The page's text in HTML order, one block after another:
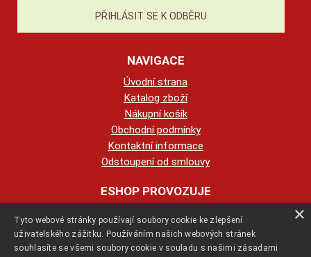
NAVIGACE
Úvodní strana
Katalog zboží
Nákupní košík
Obchodní podmínky
Kontaktní informace
Odstoupení od smlouvy
ESHOP PROVOZUJE
123KRBY s.r.o.
×
Tyto webové stránky používají soubory cookie ke zlepšení
uživatelského zážitku. Používáním našich webových stránek
souhlasíte se všemi soubory cookie v souladu s našimi zásadami